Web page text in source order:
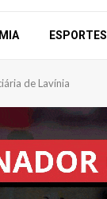
ESPORTES
de Lavínia